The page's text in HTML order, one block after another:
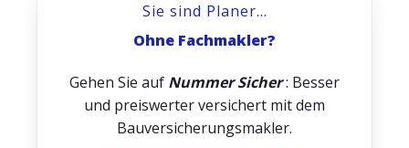
Sie sind Planer...
Ohne Fachmakler?
Gehen Sie auf Nummer Sicher: Besser
und preiswerter versichert mit dem
Bauversicherungsmakler.